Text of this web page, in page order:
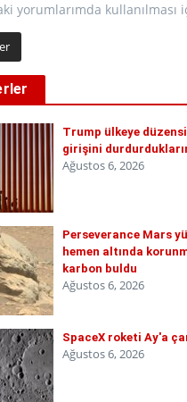
yorumlarımda
Trump ülkeye
girişini
Ağustos 6, 2026
Perseverance Mars
hemen altında
karbon buldu
Ağustos 6, 2026
SpaceX roketi Ay'a
Ağustos 6, 2026